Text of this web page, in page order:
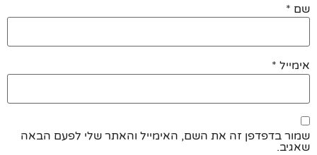
שם *
אימייל *
שמור בדפדפן זה את השם, האימייל והאתר שלי לפעם הבאה
שאגיב.